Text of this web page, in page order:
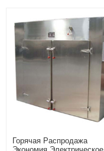
Горячая Распродажа